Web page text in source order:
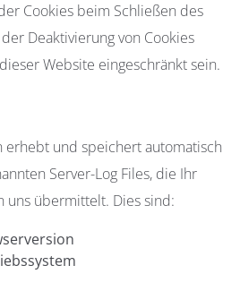
Cookies beim Schließen des
Deaktivierung von Cookies
Website eingeschränkt sein.
erhebt und speichert automatisch
Server-Log Files, die Ihr
uns übermittelt. Dies sind: